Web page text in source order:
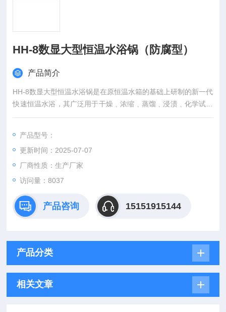
HH-8数显大型恒温水浴锅（防腐型）
产品简介
HH-8数显大型恒温水浴锅是在原恒温水箱的基础上研制的新一代
快速恒温水浴，其广泛用于干燥﹑浓缩﹑蒸馏﹑浸渍﹑化学试剂
﹑浸渍药品和生物制品，也可用于其它恒温加热试验。
产品型号：
更新时间：2025-07-07
厂商性质：生产厂家
访问量：8037
产品咨询 15151915144
产品分类
相关文章